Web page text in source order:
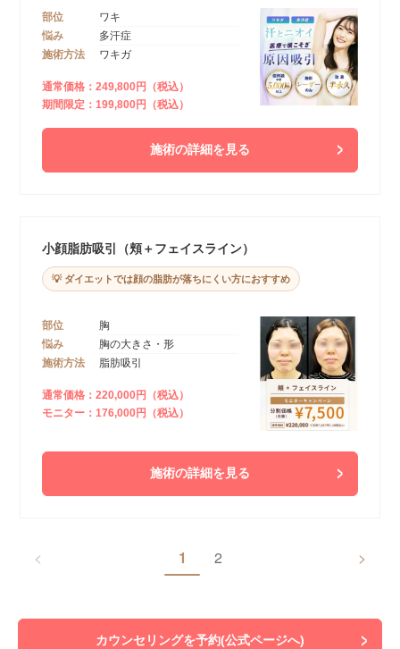
部位
ワキ
悩み
多汗症
施術方法
ワキガ
通常価格：249,800円（税込）
期間限定：199,800円（税込）
施術の詳細を見る
小顔脂肪吸引（頬＋フェイスライン）
💡 ダイエットでは顔の脂肪が落ちにくい方におすすめ
部位
胸
悩み
胸の大きさ・形
施術方法
脂肪吸引
通常価格：220,000円（税込）
モニター：176,000円（税込）
施術の詳細を見る
< 1 2 >
カウンセリングを予約(公式ページへ)